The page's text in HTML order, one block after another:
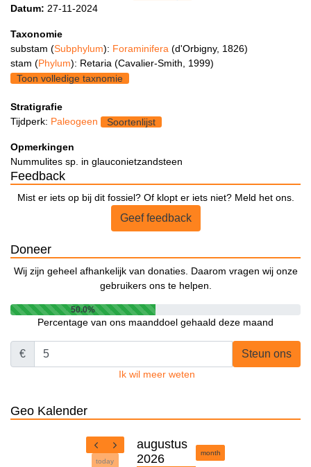
Datum: 27-11-2024
Taxonomie
substam (Subphylum): Foraminifera (d'Orbigny, 1826)
stam (Phylum): Retaria (Cavalier-Smith, 1999)
Toon volledige taxnomie
Stratigrafie
Tijdperk: Paleogeen Soortenlijst
Opmerkingen
Nummulites sp. in glauconietzandsteen
Feedback
Mist er iets op bij dit fossiel? Of klopt er iets niet? Meld het ons.
Geef feedback
Doneer
Wij zijn geheel afhankelijk van donaties. Daarom vragen wij onze
gebruikers ons te helpen.
50.0%
Percentage van ons maanddoel gehaald deze maand
€ Steun ons
Ik wil meer weten
Geo Kalender
today
augustus
2026
month